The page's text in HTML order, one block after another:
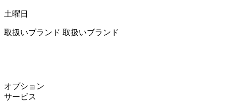
土曜日
取扱いブランド 取扱いブランド
オプション
サービス